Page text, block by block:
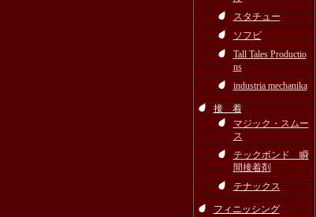
スタチュー
ソフビ
Tall Tales Productio
ns
industria mechanika
接 着
マジック・スムー
ス
テックボンド 瞬
間接着剤
テナックス
フィニッシング